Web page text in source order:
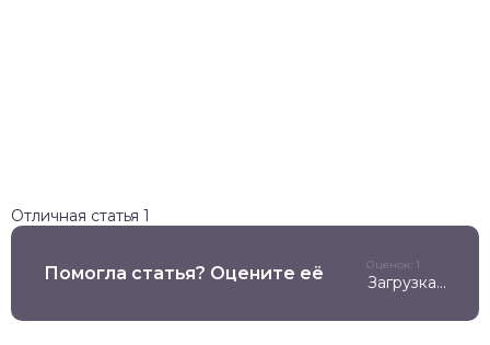
Отличная статья 1
Помогла статья? Оцените её Оценок: 1
Загрузка...